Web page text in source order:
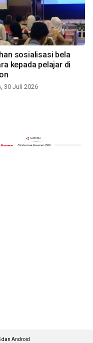
sosialisasi bela
kepada pelajar di
30 Juli 2026
dan Android